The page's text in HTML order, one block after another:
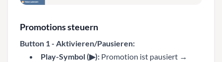
Promotions steuern
Button 1 - Aktivieren/Pausieren:
Play-Symbol (▶): Promotion ist pausiert →